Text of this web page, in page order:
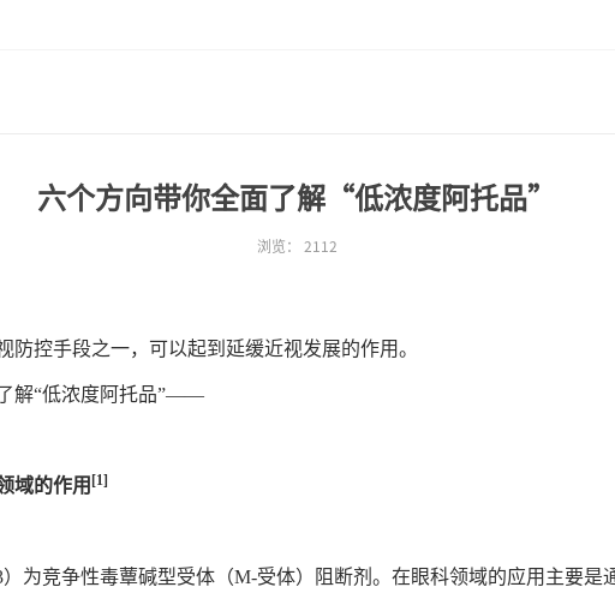
六个方向带你全面了解“低浓度阿托品”
浏览： 2112
防控手段之一， 可以起到延缓近视发展的作用。
解“低浓度阿托品”——
域的作用 [1]
）为竞争性毒蕈碱型受体（M-受体）阻断剂。在眼科领域的应用主要是